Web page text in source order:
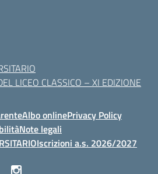
LICEO CLASSICO – XI EDIZIONE
Albo onlinePrivacy Policy
Note legali
Iscrizioni a.s. 2026/2027